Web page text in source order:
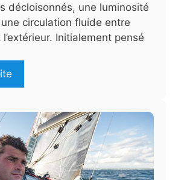
décloisonnés, une luminosité
circulation fluide entre
l’extérieur. Initialement pensé